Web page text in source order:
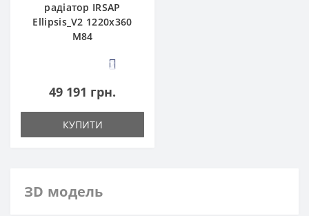
радіатор IRSAP
Ellipsis_V2 1220x360
M84
2
49 191 грн.
КУПИТИ
ЗD модель